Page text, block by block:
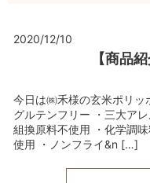
2020/12/10
【商品
今日は㈱禾様の玄米ポリ
グルテンフリー ・三大ア
組換原料不使用 ・化学調
使用 ・ノンフライ&n […]